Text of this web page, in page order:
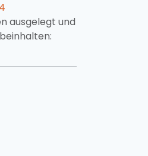
ausgelegt und